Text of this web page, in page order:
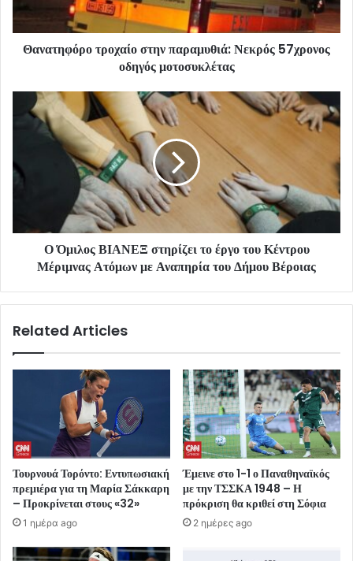
Θανατηφόρο τροχαίο στην παραμυθιά: Νεκρός 57χρονος
οδηγός μοτοσυκλέτας
Ο Όμιλος ΒΙΑΝΕΞ στηρίζει το έργο του Κέντρου
Μέριμνας Ατόμων με Αναπηρία του Δήμου Βέροιας
Related Articles
Τουρνουά Τορόντο: Εντυπωσιακή
πρεμιέρα για τη Μαρία Σάκκαρη
– Προκρίνεται στους «32»
1 ημέρα ago
Έμεινε στο 1-1 ο Παναθηναϊκός
με την ΤΣΣΚΑ 1948 – Η
πρόκριση θα κριθεί στη Σόφια
2 ημέρες ago